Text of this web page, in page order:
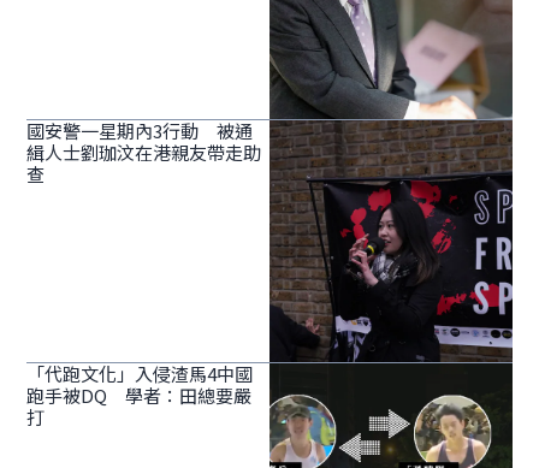
國安警一星期內3行動 被通
緝人士劉珈汶在港親友帶走助
查
「代跑文化」入侵渣馬4中國
跑手被DQ 學者：田總要嚴
打